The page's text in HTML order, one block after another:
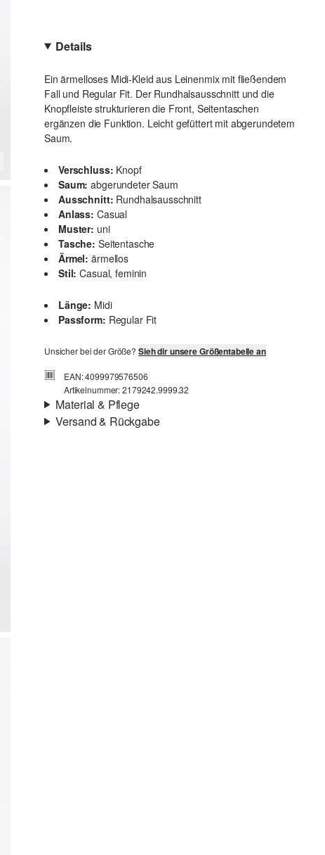
Details
Ein ärmelloses Midi-Kleid aus Leinenmix mit fließendem
Fall und Regular Fit. Der Rundhalsausschnitt und die
Knopfleiste strukturieren die Front, Seitentaschen
ergänzen die Funktion. Leicht gefüttert mit abgerundetem
Saum.
Verschluss: Knopf
Saum: abgerundeter Saum
Ausschnitt: Rundhalsausschnitt
Anlass: Casual
Muster: uni
Tasche: Seitentasche
Ärmel: ärmellos
Stil: Casual, feminin
Länge: Midi
Passform: Regular Fit
Unsicher bei der Größe? Sieh dir unsere Größentabelle an
EAN: 4099979576506
Artikelnummer: 2179242.9999.32
Material & Pflege
Versand & Rückgabe